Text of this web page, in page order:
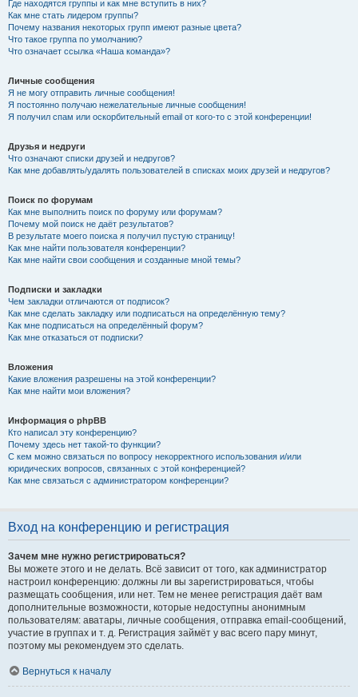
Где находятся группы и как мне вступить в них?
Как мне стать лидером группы?
Почему названия некоторых групп имеют разные цвета?
Что такое группа по умолчанию?
Что означает ссылка «Наша команда»?
Личные сообщения
Я не могу отправить личные сообщения!
Я постоянно получаю нежелательные личные сообщения!
Я получил спам или оскорбительный email от кого-то с этой конференции!
Друзья и недруги
Что означают списки друзей и недругов?
Как мне добавлять/удалять пользователей в списках моих друзей и недругов?
Поиск по форумам
Как мне выполнить поиск по форуму или форумам?
Почему мой поиск не даёт результатов?
В результате моего поиска я получил пустую страницу!
Как мне найти пользователя конференции?
Как мне найти свои сообщения и созданные мной темы?
Подписки и закладки
Чем закладки отличаются от подписок?
Как мне сделать закладку или подписаться на определённую тему?
Как мне подписаться на определённый форум?
Как мне отказаться от подписки?
Вложения
Какие вложения разрешены на этой конференции?
Как мне найти мои вложения?
Информация о phpBB
Кто написал эту конференцию?
Почему здесь нет такой-то функции?
С кем можно связаться по вопросу некорректного использования и/или
юридических вопросов, связанных с этой конференцией?
Как мне связаться с администратором конференции?
Вход на конференцию и регистрация
Зачем мне нужно регистрироваться?
Вы можете этого и не делать. Всё зависит от того, как администратор
настроил конференцию: должны ли вы зарегистрироваться, чтобы
размещать сообщения, или нет. Тем не менее регистрация даёт вам
дополнительные возможности, которые недоступны анонимным
пользователям: аватары, личные сообщения, отправка email-сообщений,
участие в группах и т. д. Регистрация займёт у вас всего пару минут,
поэтому мы рекомендуем это сделать.
Вернуться к началу